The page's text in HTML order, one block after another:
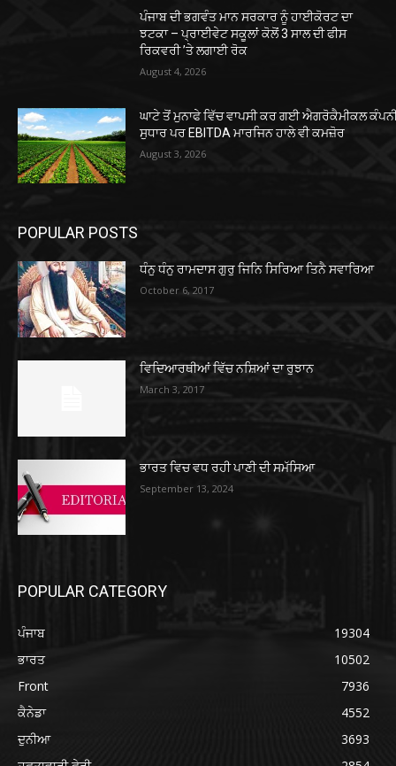
ਪੰਜਾਬ ਦੀ ਭਗਵੰਤ ਮਾਨ ਸਰਕਾਰ ਨੂੰ ਹਾਈਕੋਰਟ ਦਾ
ਝਟਕਾ – ਪ੍ਰਾਈਵੇਟ ਸਕੂਲਾਂ ਕੋਲੋਂ 3 ਸਾਲ ਦੀ ਫੀਸ
ਰਿਕਵਰੀ ’ਤੇ ਲਗਾਈ ਰੋਕ
August 4, 2026
ਘਾਟੇ ਤੋਂ ਮੁਨਾਫੇ ਵਿੱਚ ਵਾਪਸੀ ਕਰ ਗਈ ਐਗਰੋਕੈਮੀਕਲ
ਸੁਧਾਰ ਪਰ EBITDA ਮਾਰਜਿਨ ਹਾਲੇ ਵੀ ਕਮਜ਼ੋਰ
August 3, 2026
POPULAR POSTS
ਧੰਨੁ ਧੰਨੁ ਰਾਮਦਾਸ ਗੁਰੁ ਜਿਨਿ ਸਿਰਿਆ ਤਿਨੈ ਸਵਾਰਿਆ
October 6, 2017
ਵਿਦਿਆਰਥੀਆਂ ਵਿੱਚ ਨਸ਼ਿਆਂ ਦਾ ਰੁਝਾਨ
March 3, 2017
ਭਾਰਤ ਵਿਚ ਵਧ ਰਹੀ ਪਾਣੀ ਦੀ ਸਮੱਸਿਆ
September 13, 2024
POPULAR CATEGORY
ਪੰਜਾਬ
19304
ਭਾਰਤ
10502
Front
7936
ਕੈਨੇਡਾ
4552
ਦੁਨੀਆ
3693